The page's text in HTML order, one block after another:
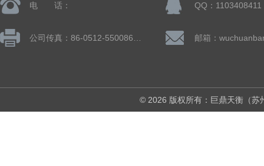
电 话： QQ：1103408411
© 2026 版权所有：巨鼎天衡（